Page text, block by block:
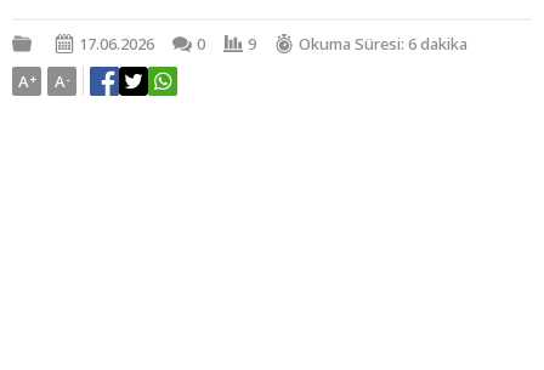
17.06.2026 0 9
Okuma Süresi: 6 dakika
A+ A-